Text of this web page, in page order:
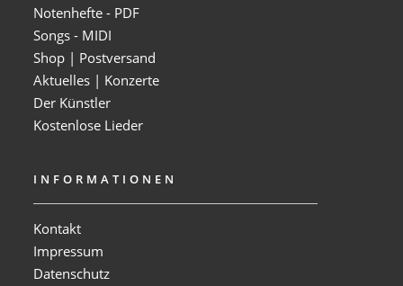
Notenhefte - PDF
Songs - MIDI
Shop | Postversand
Aktuelles | Konzerte
Der Künstler
Kostenlose Lieder
INFORMATIONEN
Kontakt
Impressum
Datenschutz